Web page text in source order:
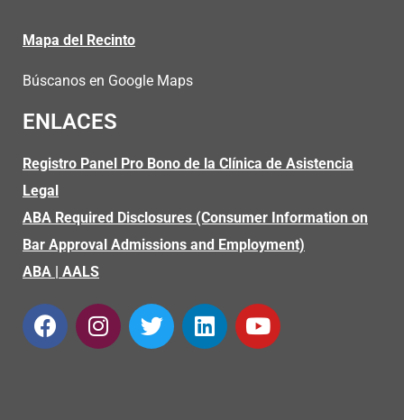
Mapa del Recinto
Búscanos en Google Maps
ENLACES
Registro Panel Pro Bono de la Clínica de Asistencia
Legal
ABA Required Disclosures (Consumer Information on
Bar Approval Admissions and Employment)
ABA | AALS